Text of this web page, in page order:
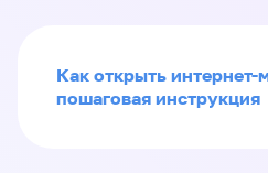
Как открыть интернет-
пошаговая инструкция